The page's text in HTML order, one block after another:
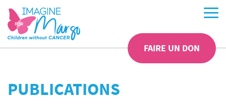
FAIRE UN DON
PUBLICATIONS